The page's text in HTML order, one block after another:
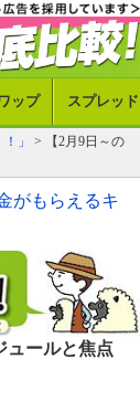
ップ スプレッド
」
> 【2月9日～の
がもらえるキ
ュールと焦点